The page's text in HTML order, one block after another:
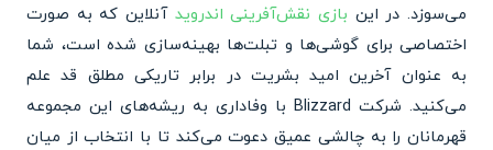
می‌سوزد. در این بازی نقش‌آفرینی اندروید آنلاین که به صورت
اختصاصی برای گوشی‌ها و تبلت‌ها بهینه‌سازی شده است، شما
به عنوان آخرین امید بشریت در برابر تاریکی مطلق قد علم
می‌کنید. شرکت Blizzard با وفاداری به ریشه‌های این مجموعه
قهرمانان را به چالشی عمیق دعوت می‌کند تا با انتخاب از میان